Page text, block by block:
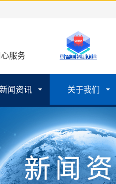
服务
新闻资讯 关于我们